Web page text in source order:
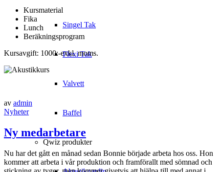
Singel Tak
Flexi Tak
Valvett
Baffel
Qwiz produkter
Kursmaterial
Fika
Lunch
Beräkningsprogram
Kursavgift: 1000:-exkl. moms.
av admin
Nyheter
Ny medarbetare
Nu har det gått en månad sedan Bonnie började arbeta hos oss. Hon
kommer att arbeta i vår produktion och framförallt med sömnad och